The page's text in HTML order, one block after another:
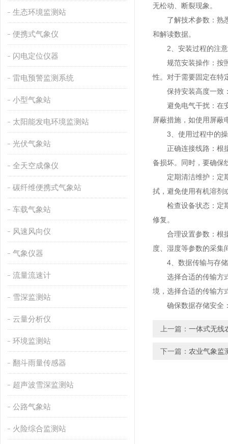
生态环境监测站
便携式气象仪
闪电定位仪器
雷电预警监测系统
小型气象站
太阳能发电环境监测站
光伏气象站
全天空成像仪
碳纤维便携式气象站
车载气象站
风速风向仪
气象仪器
流量流速计
雪深监测站
云量分析仪
环境监测站
翻斗雨量传感器
超声波雪深监测站
公路气象站
火险综合监测站
无松动、断裂现象。
了解技术参数：熟悉
和解读数据。
2、安装过程的注意
规范安装操作：按照
性。对于需要固定在特
保持安装高度一致：
避免电气干扰：在安
屏蔽措施，如使用屏蔽
3、使用过程中的操
正确连接线路：根据
备损坏。同时，要确保
定期清洁维护：定期
拭，避免使用有机溶剂
检查设备状态：定期
修复。
合理设置参数：根据
度、湿度等参数的采集
4、数据传输与存储
选择合适的传输方式
境，选择合适的传输方
确保数据存储安全：
上一篇： 一体式无线
下一篇： 农业气象监